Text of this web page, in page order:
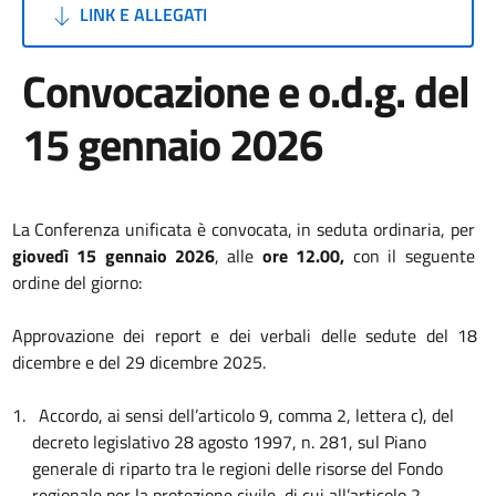
LINK E ALLEGATI
Convocazione e o.d.g. del
15 gennaio 2026
La Conferenza unificata è convocata, in seduta ordinaria, per
giovedì 15 gennaio 2026, alle ore 12.00, con il seguente
ordine del giorno:
Approvazione dei report e dei verbali delle sedute del 18
dicembre e del 29 dicembre 2025.
1. Accordo, ai sensi dell’articolo 9, comma 2, lettera c), del
decreto legislativo 28 agosto 1997, n. 281, sul Piano
generale di riparto tra le regioni delle risorse del Fondo